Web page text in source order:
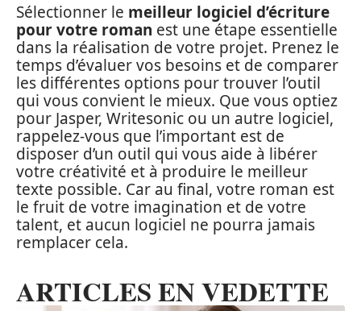
Sélectionner le meilleur logiciel d’écriture
pour votre roman est une étape essentielle
dans la réalisation de votre projet. Prenez le
temps d’évaluer vos besoins et de comparer
les différentes options pour trouver l’outil
qui vous convient le mieux. Que vous optiez
pour Jasper, Writesonic ou un autre logiciel,
rappelez-vous que l’important est de
disposer d’un outil qui vous aide à libérer
votre créativité et à produire le meilleur
texte possible. Car au final, votre roman est
le fruit de votre imagination et de votre
talent, et aucun logiciel ne pourra jamais
remplacer cela.
ARTICLES EN VEDETTE